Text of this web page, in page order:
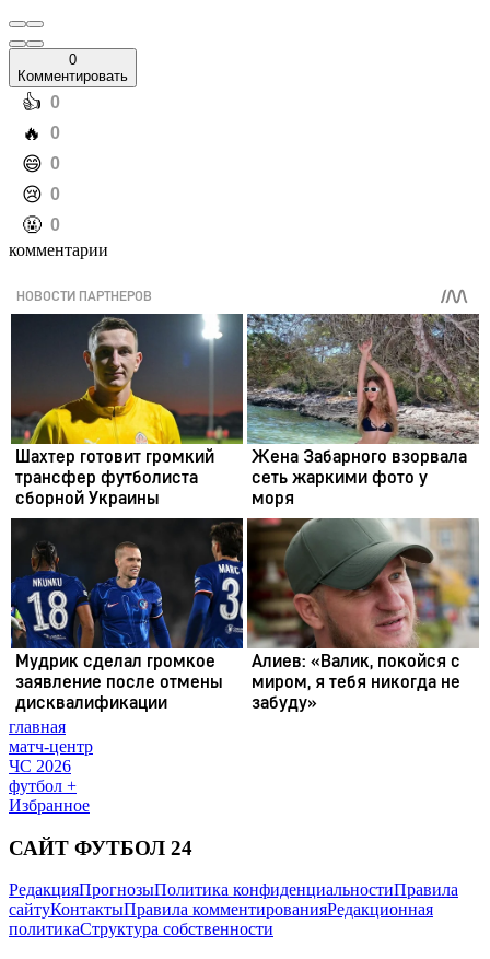
0
Комментировать
️👍 0
️🔥 0
️😄 0
️😢 0
️🤬 0
комментарии
главная
матч-центр
ЧС 2026
футбол +
Избранное
САЙТ ФУТБОЛ 24
РедакцияПрогнозыПолитика конфиденциальностиПравила
сайтуКонтактыПравила комментированияРедакционная
политикаСтруктура собственности